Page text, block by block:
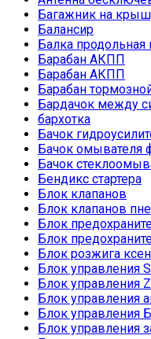
Багажник на
Балансир
Балка
Барабан АКПП
Барабан АКПП
Барабан
Бардачок между
бархотка
Бачок
Бачок омывателя
Бачок
Бендикс стартера
Блок клапанов
Блок клапанов
Блок
Блок
Блок розжига
Блок управления
Блок управления
Блок управления
Блок управления
Блок управления